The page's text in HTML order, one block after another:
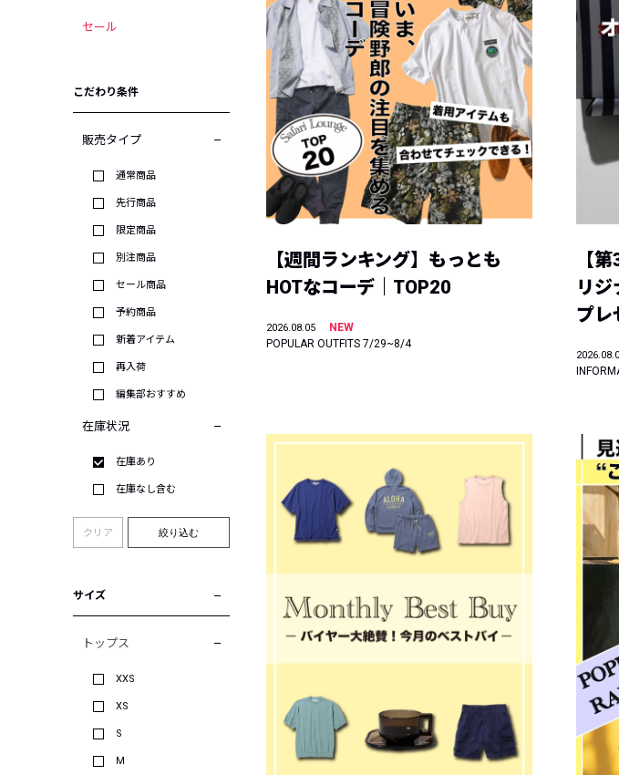
セール
こだわり条件
販売タイプ
通常商品
先行商品
限定商品
別注商品
セール商品
予約商品
新着アイテム
再入荷
編集部おすすめ
在庫状況
在庫あり
在庫なし含む
クリア 絞り込む
サイズ
トップス
XXS
XS
S
M
【週間ランキング】もっとも
HOTなコーデ｜TOP20
2026.08.05
NEW
POPULAR OUTFITS 7/29~8/4
【
リジ
プレ